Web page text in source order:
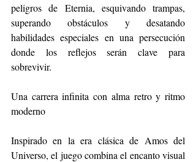
peligros de Eternia, esquivando trampas,
superando obstáculos y desatando
habilidades especiales en una persecución
donde los reflejos serán clave para
sobrevivir.
Una carrera infinita con alma retro y ritmo
moderno
Inspirado en la era clásica de Amos del
Universo, el juego combina el encanto visual